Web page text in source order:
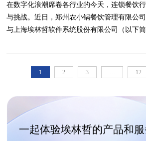
在数字化浪潮席卷各行业的今天，连锁餐饮
与挑战。近日，郑州农小锅餐饮管理有限公司
与上海埃林哲软件系统股份有限公司（以下简
1 2 3 … 12
一起体验埃林哲的产品和